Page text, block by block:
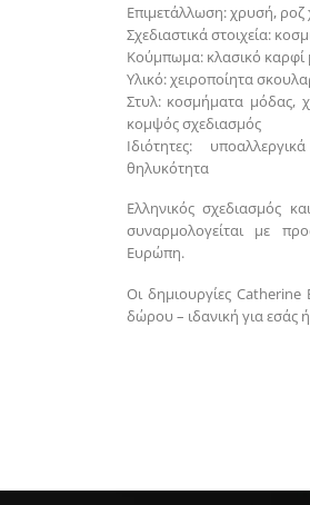
Επιμετάλλωση: χρυσή,
Σχεδιαστικά στοιχεία:
Κούμπωμα: κλασικό καρφί
Υλικό: χειροποίητα
Στυλ: κοσμήματα μόδας,
κομψός σχεδιασμός
Ιδιότητες:
θηλυκότητα
Ελληνικός σχεδιασμός
συναρμολογείται με
Ευρώπη.
Οι δημιουργίες
δώρου – ιδανική για εσάς